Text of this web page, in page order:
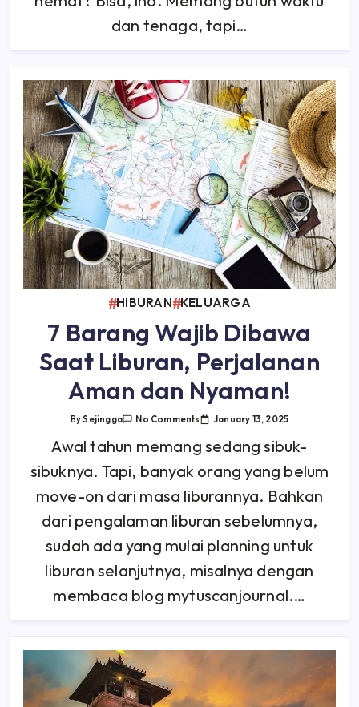
dan tenaga, tapi…
HIBURAN KELUARGA
7 Barang Wajib Dibawa
Saat Liburan, Perjalanan
Aman dan Nyaman!
BySejingga No CommentsOn
Barang
Wajib
Saat
Liburan,
Aman
Nyaman!
January 13, 2025
Awal tahun memang sedang sibuk-
sibuknya. Tapi, banyak orang yang belum
move-on dari masa liburannya. Bahkan
dari pengalaman liburan sebelumnya,
sudah ada yang mulai planning untuk
liburan selanjutnya, misalnya dengan
membaca blog mytuscanjournal.…